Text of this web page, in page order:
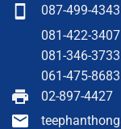
087-499-4343
081-422-3407
081-346-3733
061-475-8683
02-897-4427